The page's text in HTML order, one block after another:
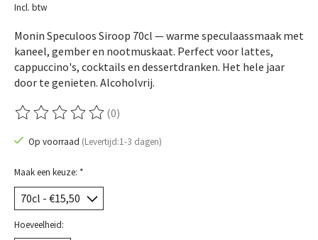
Incl. btw
Monin Speculoos Siroop 70cl — warme speculaassmaak met
kaneel, gember en nootmuskaat. Perfect voor lattes,
cappuccino's, cocktails en dessertdranken. Het hele jaar
door te genieten. Alcoholvrij.
De beoordeling van dit product is
(0)
Op voorraad (Levertijd:1-3 dagen)
Maak een keuze: *
Hoeveelheid: